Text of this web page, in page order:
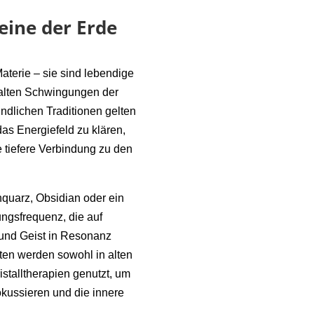
der Erde
– sie sind lebendige
Schwingungen der
Traditionen gelten
Energiefeld zu klären,
Verbindung zu den
Obsidian oder ein
die auf
Geist in Resonanz
werden sowohl in alten
genutzt, um
und die innere